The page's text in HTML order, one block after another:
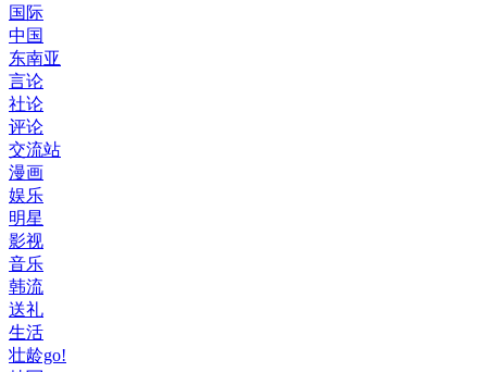
国际
中国
东南亚
言论
社论
评论
交流站
漫画
娱乐
明星
影视
音乐
韩流
送礼
生活
壮龄go!